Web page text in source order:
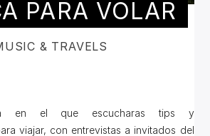
PARA VOLAR
& TRAVELS
en el que escucharas tips y
viajar, con entrevistas a invitados del